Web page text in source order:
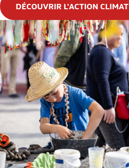
DÉCOUVRIR L'ACTION CLIMAT